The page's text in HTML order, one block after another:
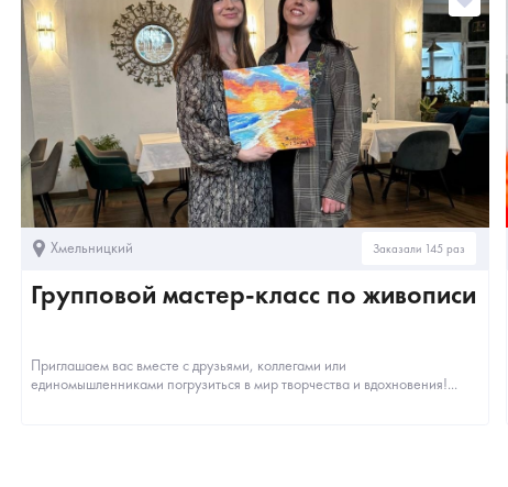
Хмельницкий Заказали 145 раз
Групповой мастер-класс по живописи
Приглашаем вас вместе с друзьями, коллегами или
единомышленниками погрузиться в мир творчества и вдохновения!...